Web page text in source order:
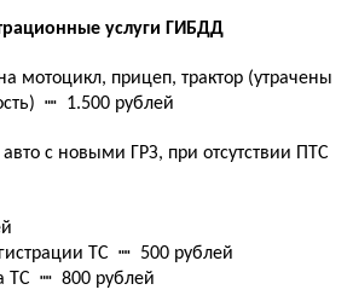
услуги ГИБДД
мотоцикл, прицеп, трактор (утрачены
┉ 1.500 рублей
с новыми ГРЗ, при отсутствии ПТС
ТС ┉ 500 рублей
ТС ┉ 800 рублей